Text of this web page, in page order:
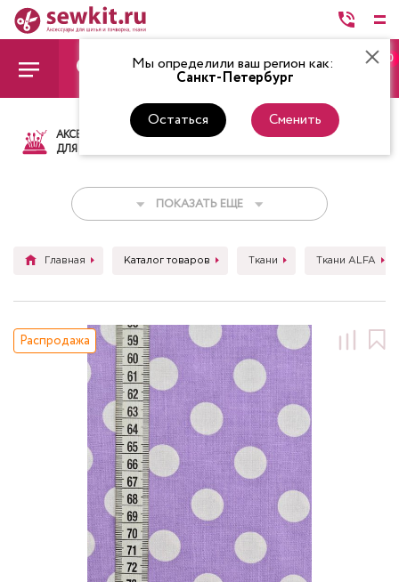
Мы определили ваш регион как:
Санкт-Петербург
Остаться Сменить
0
АКСЕССУАРЫ
ДЛЯ ШИТЬЯ
ТКАНИ НИТКИ
ПОКАЗАТЬ ЕЩЕ
Главная Каталог товаров Ткани Ткани ALFA
Распродажа